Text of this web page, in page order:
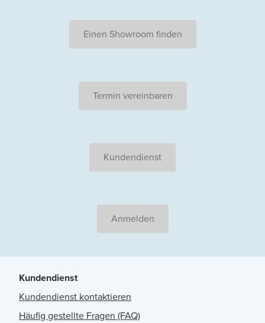
Einen Showroom finden
Termin vereinbaren
Kundendienst
Anmelden
Kundendienst
Kundendienst kontaktieren
Häufig gestellte Fragen (FAQ)